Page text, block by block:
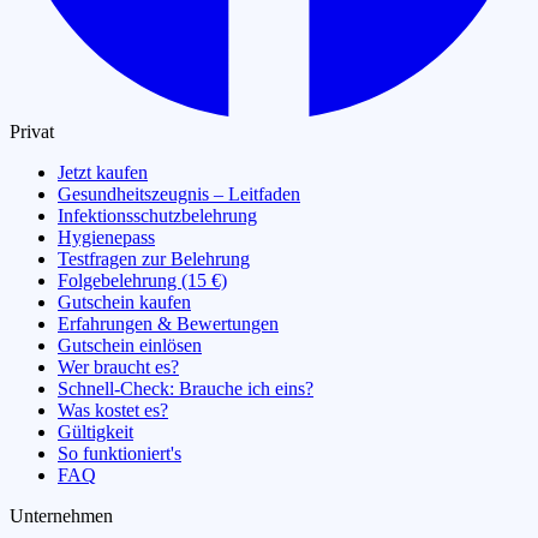
Privat
Jetzt kaufen
Gesundheitszeugnis – Leitfaden
Infektionsschutzbelehrung
Hygienepass
Testfragen zur Belehrung
Folgebelehrung (15 €)
Gutschein kaufen
Erfahrungen & Bewertungen
Gutschein einlösen
Wer braucht es?
Schnell-Check: Brauche ich eins?
Was kostet es?
Gültigkeit
So funktioniert's
FAQ
Unternehmen